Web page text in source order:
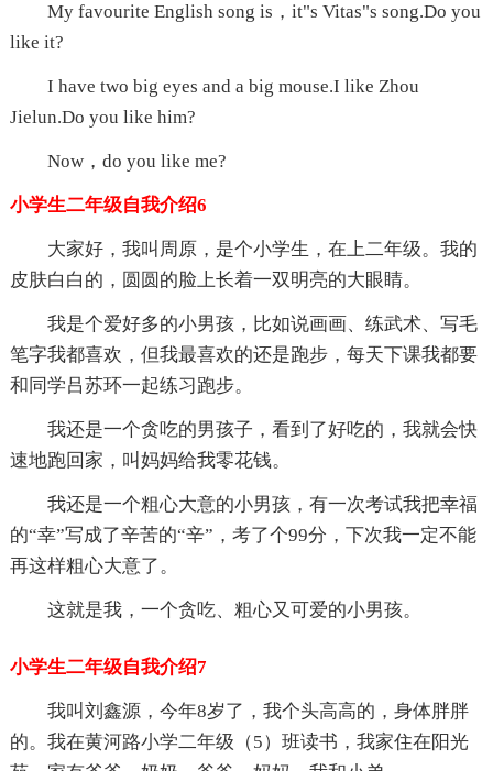
My favourite English song is，it"s Vitas"s song.Do you
like it?
I have two big eyes and a big mouse.I like Zhou
Jielun.Do you like him?
Now，do you like me?
小学生二年级自我介绍6
大家好，我叫周原，是个小学生，在上二年级。我的
皮肤白白的，圆圆的脸上长着一双明亮的大眼睛。
我是个爱好多的小男孩，比如说画画、练武术、写毛
笔字我都喜欢，但我最喜欢的还是跑步，每天下课我都要
和同学吕苏环一起练习跑步。
我还是一个贪吃的男孩子，看到了好吃的，我就会快
速地跑回家，叫妈妈给我零花钱。
我还是一个粗心大意的小男孩，有一次考试我把幸福
的“幸”写成了辛苦的“辛”，考了个99分，下次我一定不能
再这样粗心大意了。
这就是我，一个贪吃、粗心又可爱的小男孩。
小学生二年级自我介绍7
我叫刘鑫源，今年8岁了，我个头高高的，身体胖胖
的。我在黄河路小学二年级（5）班读书，我家住在阳光